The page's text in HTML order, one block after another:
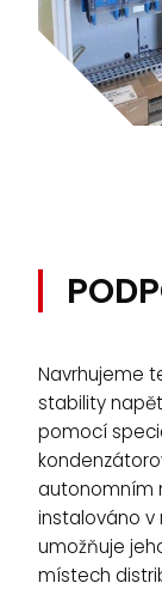
Navrhujeme
stability
pomocí
autonomním
instalováno v
umožňuje
místech